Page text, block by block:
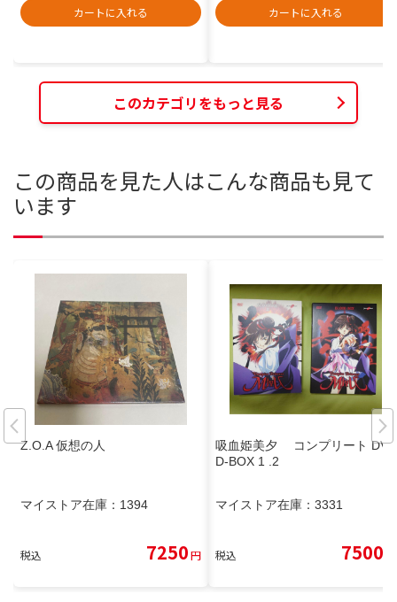
カートに入れる
カートに入れる
このカテゴリをもっと見る
この商品を見た人はこんな商品も見て
います
Z.O.A 仮想の人
マイストア在庫： 1394
税込 7250円
吸血姫美夕 コンプリート DV
D-BOX 1 .2
マイストア在庫： 3331
税込 7500